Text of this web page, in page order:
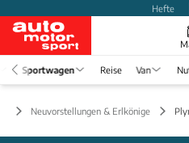
Hefte
Sportwagen Reise Van
Neuvorstellungen & Erlkönige